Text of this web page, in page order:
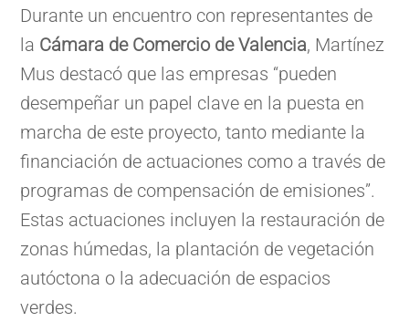
Durante un encuentro con representantes de
la Cámara de Comercio de Valencia, Martínez
Mus destacó que las empresas “pueden
desempeñar un papel clave en la puesta en
marcha de este proyecto, tanto mediante la
financiación de actuaciones como a través de
programas de compensación de emisiones”.
Estas actuaciones incluyen la restauración de
zonas húmedas, la plantación de vegetación
autóctona o la adecuación de espacios
verdes.